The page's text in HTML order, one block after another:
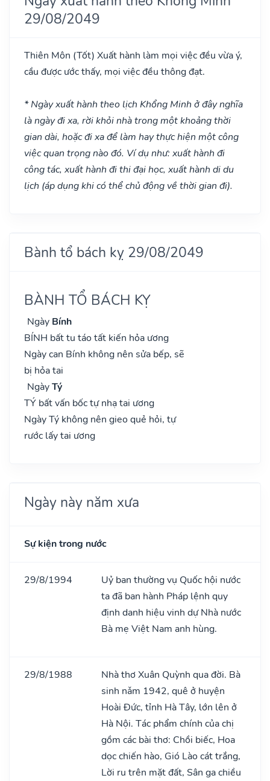
29/08/2049
Thiên Môn (Tốt) Xuất hành làm mọi việc đều vừa ý,
cầu được ước thấy, mọi việc đều thông đạt.
* Ngày xuất hành theo lịch Khổng Minh ở đây nghĩa
là ngày đi xa, rời khỏi nhà trong một khoảng thời
gian dài, hoặc đi xa để làm hay thực hiện một công
việc quan trọng nào đó. Ví dụ như: xuất hành đi
công tác, xuất hành đi thi đại học, xuất hành di du
lịch (áp dụng khi có thể chủ động về thời gian đi).
Bành tổ bách kỵ 29/08/2049
BÀNH TỔ BÁCH KỴ
Ngày Bính
BÍNH bất tu táo tất kiến hỏa ương
Ngày can Bính không nên sửa bếp, sẽ
bị hỏa tai
NgàyTý
TÝ bất vấn bốc tự nhạ tai ương
Ngày Tý không nên gieo quẻ hỏi, tự
rước lấy tai ương
Ngày này năm xưa
Sự kiện trong nước
29/8/1994
Uỷ ban thường vụ Quốc hội nước
ta đã ban hành Pháp lệnh quy
định danh hiệu vinh dự Nhà nước
Bà mẹ Việt Nam anh hùng.
29/8/1988
Nhà thơ Xuân Quỳnh qua đời. Bà
sinh nǎm 1942, quê ở huyện
Hoài Đức, tỉnh Hà Tây, lớn lên ở
Hà Nội. Tác phẩm chính của chị
gồm các bài thơ: Chồi biếc, Hoa
dọc chiến hào, Gió Lào cát trắng,
Lời ru trên mặt đất, Sân ga chiều